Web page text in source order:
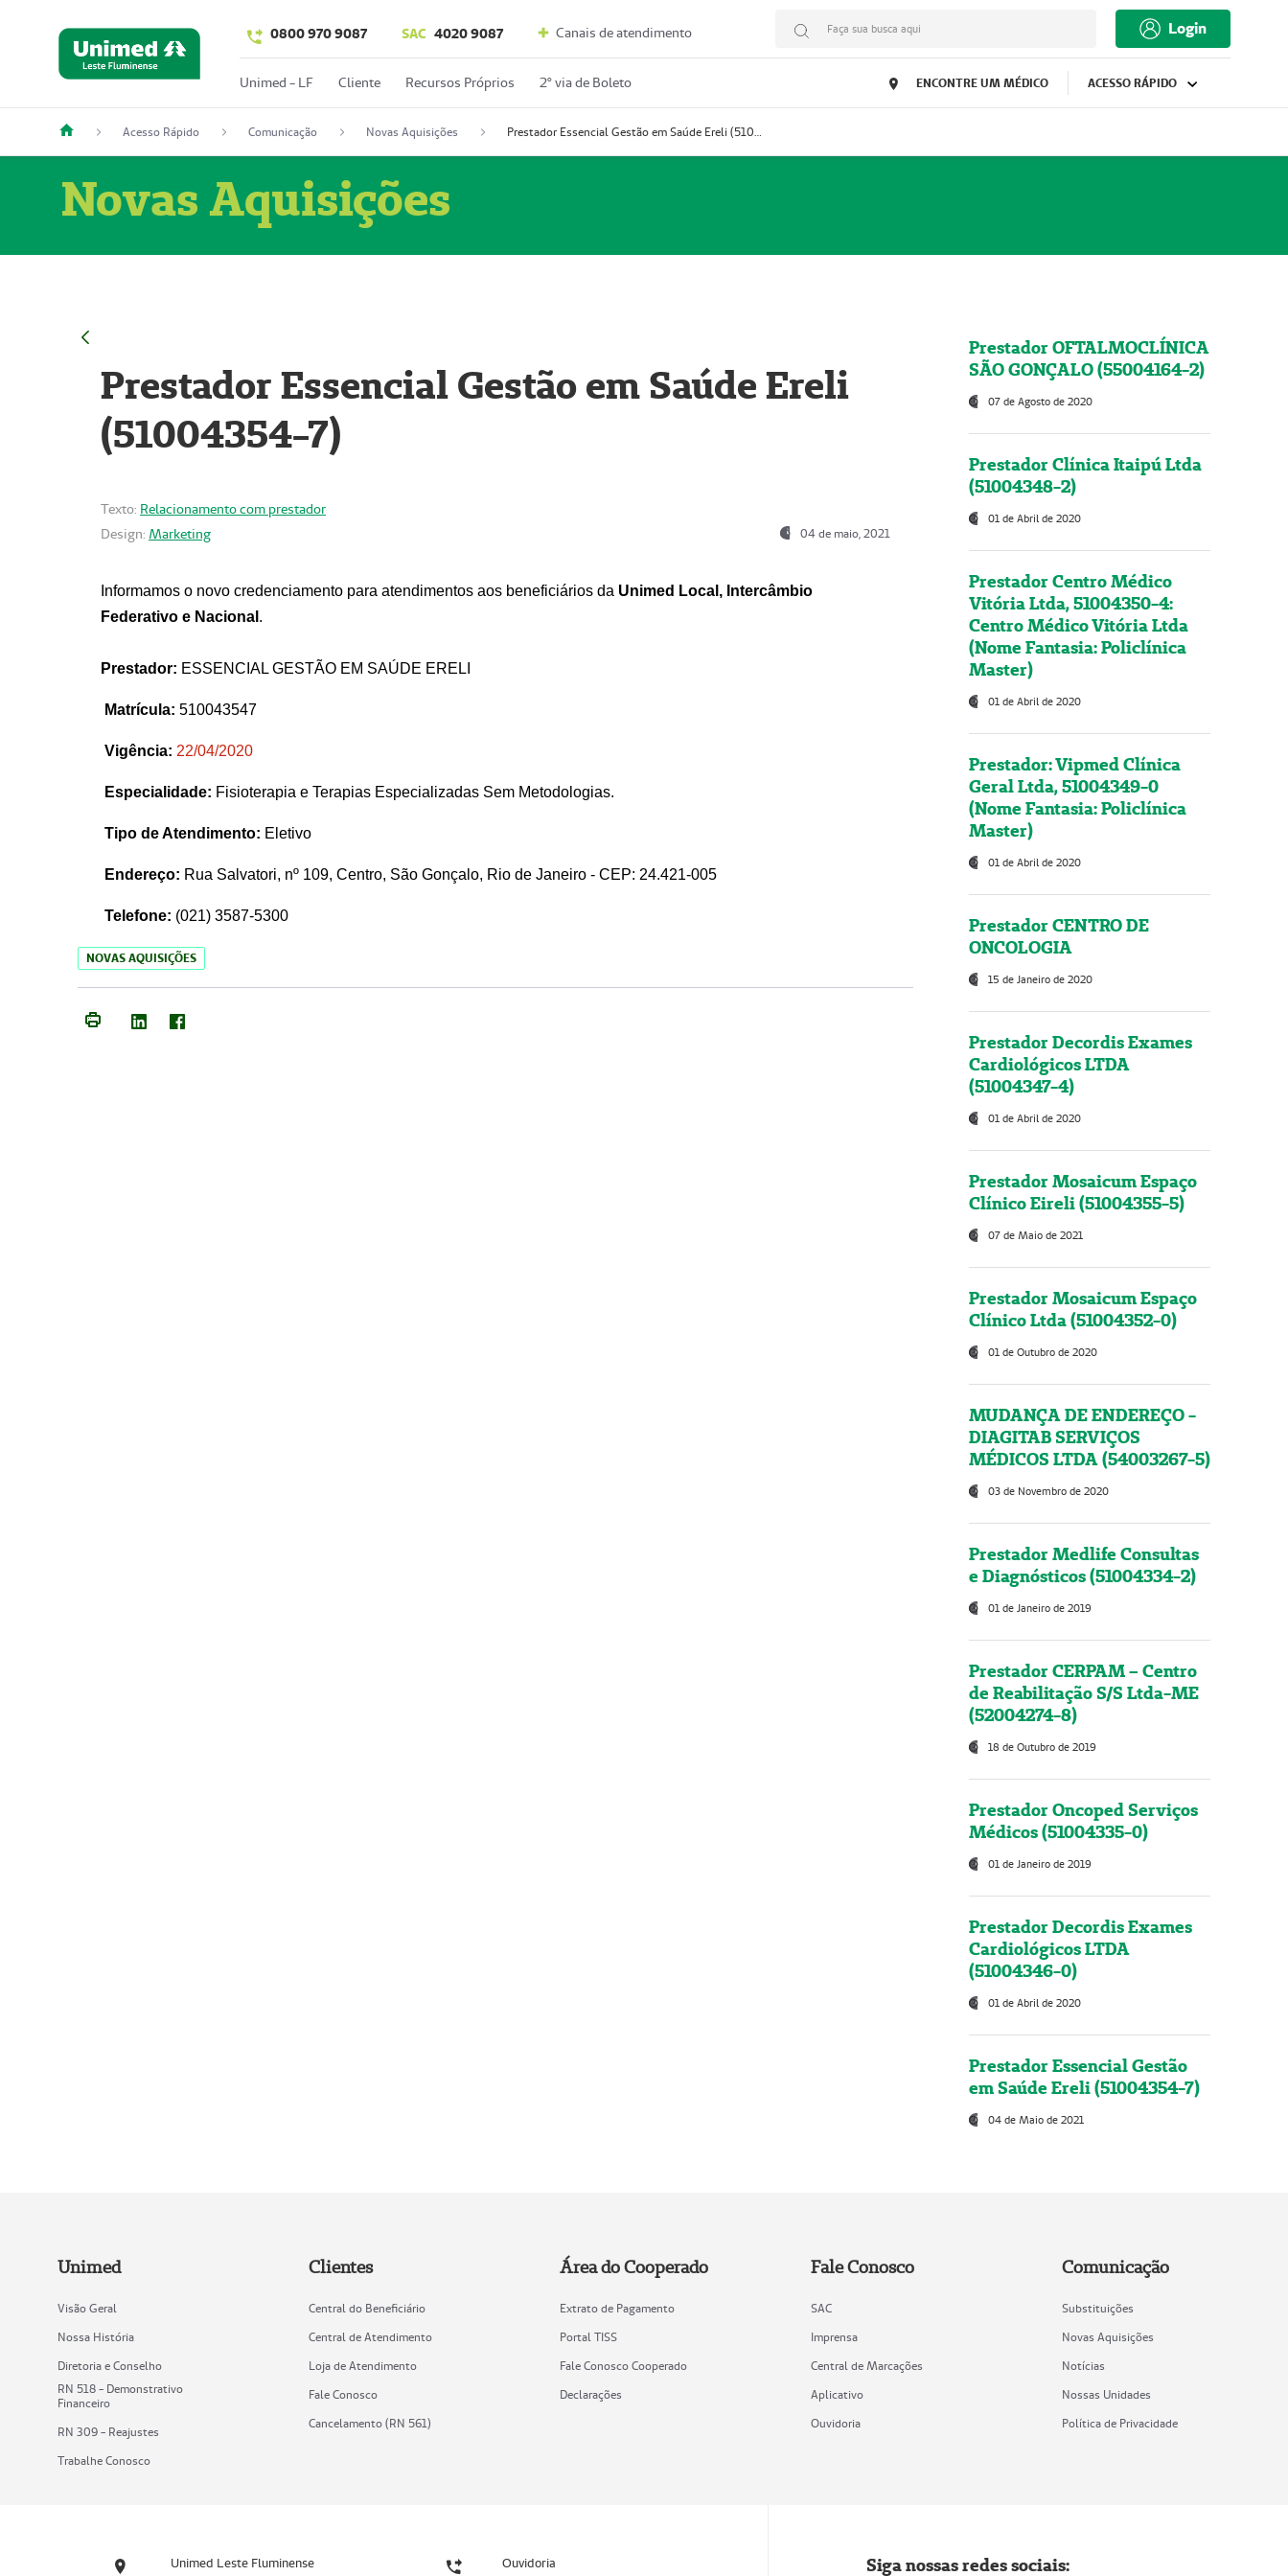
0800 970 9087 SAC 4020 9087 Canais de atendimento Faça sua busca aqui Login
Unimed - LF Cliente Recursos Próprios 2º via de Boleto ENCONTRE UM MÉDICO ACESSO RÁPIDO
Acesso Rápido Comunicação Novas Aquisições Prestador Essencial Gestão em Saúde Ereli (51004354-7)
Novas Aquisições
Prestador Essencial Gestão em Saúde Ereli
(51004354-7)
Texto: Relacionamento com prestador
Design: Marketing 04 de maio, 2021
Informamos o novo credenciamento para atendimentos aos beneficiários da Unimed Local, Intercâmbio
Federativo e Nacional .
Prestador: ESSENCIAL GESTÃO EM SAÚDE ERELI
Matrícula: 510043547
Vigência: 22/04/2020
Especialidade: Fisioterapia e Terapias Especializadas Sem Metodologias.
Tipo de Atendimento: Eletivo
Endereço: Rua Salvatori, nº 109, Centro, São Gonçalo, Rio de Janeiro - CEP: 24.421-005
Telefone: (021) 3587-5300
NOVAS AQUISIÇÕES
Prestador OFTALMOCLÍNICA
SÃO GONÇALO (55004164-2)
07 de Agosto de 2020
Prestador Clínica Itaipú Ltda
(51004348-2)
01 de Abril de 2020
Prestador Centro Médico
Vitória Ltda, 51004350-4:
Centro Médico Vitória Ltda
(Nome Fantasia: Policlínica
Master)
01 de Abril de 2020
Prestador: Vipmed Clínica
Geral Ltda, 51004349-0
(Nome Fantasia: Policlínica
Master)
01 de Abril de 2020
Prestador CENTRO DE
ONCOLOGIA
15 de Janeiro de 2020
Prestador Decordis Exames
Cardiológicos LTDA
(51004347-4)
01 de Abril de 2020
Prestador Mosaicum Espaço
Clínico Eireli (51004355-5)
07 de Maio de 2021
Prestador Mosaicum Espaço
Clínico Ltda (51004352-0)
01 de Outubro de 2020
MUDANÇA DE ENDEREÇO -
DIAGITAB SERVIÇOS
MÉDICOS LTDA (54003267-5)
03 de Novembro de 2020
Prestador Medlife Consultas
e Diagnósticos (51004334-2)
01 de Janeiro de 2019
Prestador CERPAM – Centro
de Reabilitação S/S Ltda-ME
(52004274-8)
18 de Outubro de 2019
Prestador Oncoped Serviços
Médicos (51004335-0)
01 de Janeiro de 2019
Prestador Decordis Exames
Cardiológicos LTDA
(51004346-0)
01 de Abril de 2020
Prestador Essencial Gestão
em Saúde Ereli (51004354-7)
04 de Maio de 2021
Unimed
Visão Geral
Nossa História
Diretoria e Conselho
RN 518 - Demonstrativo
Financeiro
RN 309 - Reajustes
Trabalhe Conosco
Clientes
Central do Beneficiário
Central de Atendimento
Loja de Atendimento
Fale Conosco
Cancelamento (RN 561)
Área do Cooperado
Extrato de Pagamento
Portal TISS
Fale Conosco Cooperado
Declarações
Fale Conosco
SAC
Imprensa
Central de Marcações
Aplicativo
Ouvidoria
Comunicação
Substituições
Novas Aquisições
Notícias
Nossas Unidades
Política de Privacidade
Unimed Leste Fluminense Ouvidoria Siga nossas redes sociais: